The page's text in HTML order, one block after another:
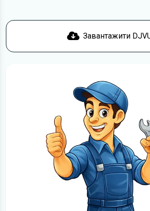
Завантажити